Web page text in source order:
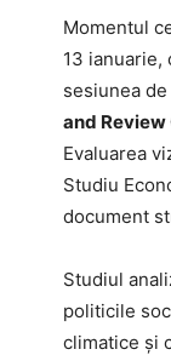
Momentul
13 ianuarie,
sesiunea
and
Evaluarea
Studiu
document
Studiul
politicile
climatice și